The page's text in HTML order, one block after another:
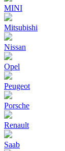
MINI
Mitsubishi
Nissan
Opel
Peugeot
Porsche
Renault
Saab